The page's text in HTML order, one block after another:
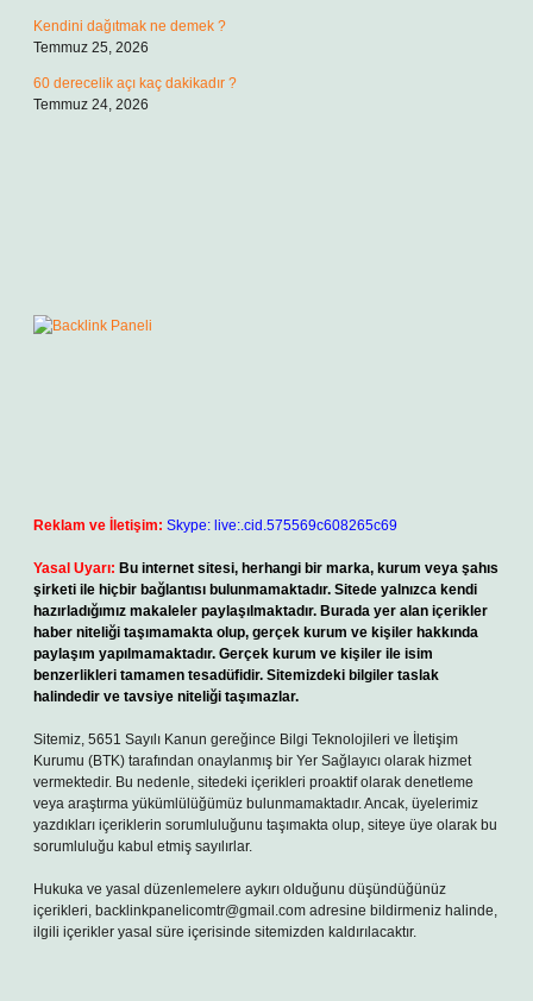
Kendini dağıtmak ne demek ?
Temmuz 25, 2026
60 derecelik açı kaç dakikadır ?
Temmuz 24, 2026
Reklam ve İletişim: Skype: live:.cid.575569c608265c69
Yasal Uyarı: Bu internet sitesi, herhangi bir marka, kurum veya şahıs
şirketi ile hiçbir bağlantısı bulunmamaktadır. Sitede yalnızca kendi
hazırladığımız makaleler paylaşılmaktadır. Burada yer alan içerikler
haber niteliği taşımamakta olup, gerçek kurum ve kişiler hakkında
paylaşım yapılmamaktadır. Gerçek kurum ve kişiler ile isim
benzerlikleri tamamen tesadüfidir. Sitemizdeki bilgiler taslak
halindedir ve tavsiye niteliği taşımazlar.
Sitemiz, 5651 Sayılı Kanun gereğince Bilgi Teknolojileri ve İletişim
Kurumu (BTK) tarafından onaylanmış bir Yer Sağlayıcı olarak hizmet
vermektedir. Bu nedenle, sitedeki içerikleri proaktif olarak denetleme
veya araştırma yükümlülüğümüz bulunmamaktadır. Ancak, üyelerimiz
yazdıkları içeriklerin sorumluluğunu taşımakta olup, siteye üye olarak bu
sorumluluğu kabul etmiş sayılırlar.
Hukuka ve yasal düzenlemelere aykırı olduğunu düşündüğünüz
içerikleri, backlinkpanelicomtr@gmail.com adresine bildirmeniz halinde,
ilgili içerikler yasal süre içerisinde sitemizden kaldırılacaktır.